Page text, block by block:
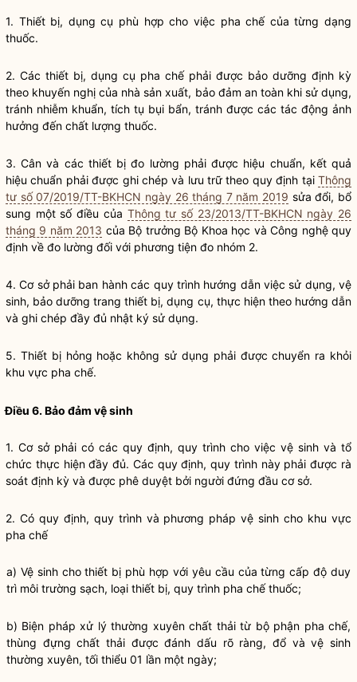
1. Thiết bị, dụng cụ phù hợp cho việc pha chế của từng dạng
thuốc.
2. Các thiết bị, dụng cụ pha chế phải được bảo dưỡng định kỳ
theo khuyến nghị của nhà sản xuất, bảo đảm an toàn khi sử dụng,
tránh nhiễm khuẩn, tích tụ bụi bẩn, tránh được các tác động ảnh
hưởng đến chất lượng thuốc.
3. Cân và các thiết bị đo lường phải được hiệu chuẩn, kết quả
hiệu chuẩn phải được ghi chép và lưu trữ theo quy định tại Thông
tư số 07/2019/TT-BKHCN ngày 26 tháng 7 năm 2019 sửa đổi, bổ
sung một số điều của Thông tư số 23/2013/TT-BKHCN ngày 26
tháng 9 năm 2013 của Bộ trưởng Bộ Khoa học và Công nghệ quy
định về đo lường đối với phương tiện đo nhóm 2.
4. Cơ sở phải ban hành các quy trình hướng dẫn việc sử dụng, vệ
sinh, bảo dưỡng trang thiết bị, dụng cụ, thực hiện theo hướng dẫn
và ghi chép đầy đủ nhật ký sử dụng.
5. Thiết bị hỏng hoặc không sử dụng phải được chuyển ra khỏi
khu vực pha chế.
Điều 6. Bảo đảm vệ sinh
1. Cơ sở phải có các quy định, quy trình cho việc vệ sinh và tổ
chức thực hiện đầy đủ. Các quy định, quy trình này phải được rà
soát định kỳ và được phê duyệt bởi người đứng đầu cơ sở.
2. Có quy định, quy trình và phương pháp vệ sinh cho khu vực
pha chế
a) Vệ sinh cho thiết bị phù hợp với yêu cầu của từng cấp độ duy
trì môi trường sạch, loại thiết bị, quy trình pha chế thuốc;
b) Biện pháp xử lý thường xuyên chất thải từ bộ phận pha chế,
thùng đựng chất thải được đánh dấu rõ ràng, đổ và vệ sinh
thường xuyên, tối thiểu 01 lần một ngày;